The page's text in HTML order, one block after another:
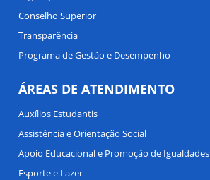
Conselho Superior
Transparência
Programa de Gestão e Desempenho
ÁREAS DE ATENDIMENTO
Auxílios Estudantis
Assistência e Orientação Social
Apoio Educacional e Promoção de Igualdades
Esporte e Lazer